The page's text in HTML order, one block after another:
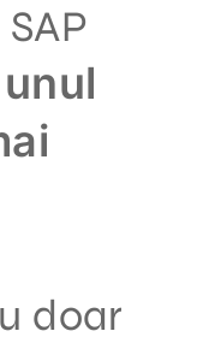
unul
doar